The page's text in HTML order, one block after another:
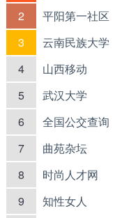
2 平阳第一社区
3 云南民族大学
4 山西移动
5 武汉大学
6 全国公交查询
7 曲苑杂坛
8 时尚人才网
9 知性女人